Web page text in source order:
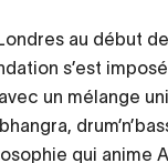
au début
s’est
un mélange
qui anime